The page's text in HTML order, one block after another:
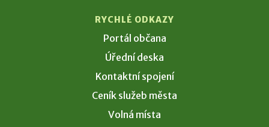
RYCHLÉ ODKAZY
Portál občana
Úřední deska
Kontaktní spojení
Ceník služeb města
Volná místa